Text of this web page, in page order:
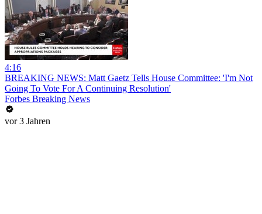
4:16
BREAKING NEWS: Matt Gaetz Tells House Committee: 'I'm Not
Going To Vote For A Continuing Resolution'
Forbes Breaking News
vor 3 Jahren